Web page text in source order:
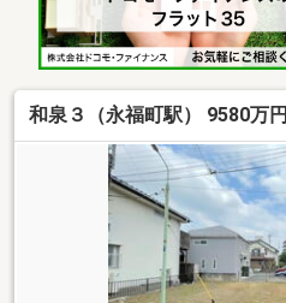
和泉３（永福町駅） 9580万円